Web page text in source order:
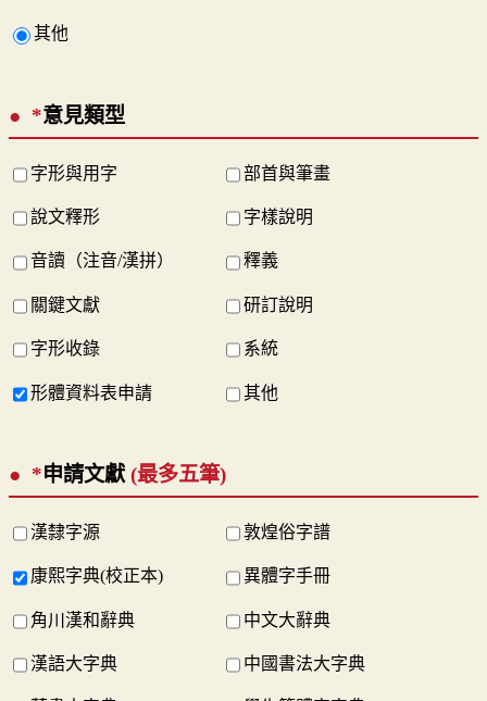
其他
*意見類型
字形與用字 部首與筆畫
說文釋形 字樣說明
音讀（注音/漢拼） 釋義
關鍵文獻 研訂說明
字形收錄 系統
形體資料表申請 其他
*申請文獻(最多五筆)
漢隸字源 敦煌俗字譜
康熙字典(校正本) 異體字手冊
角川漢和辭典 中文大辭典
漢語大字典 中國書法大字典